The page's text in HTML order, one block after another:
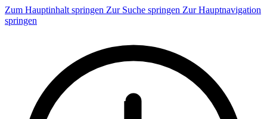
Zum Hauptinhalt springen Zur Suche springen Zur Hauptnavigation
springen